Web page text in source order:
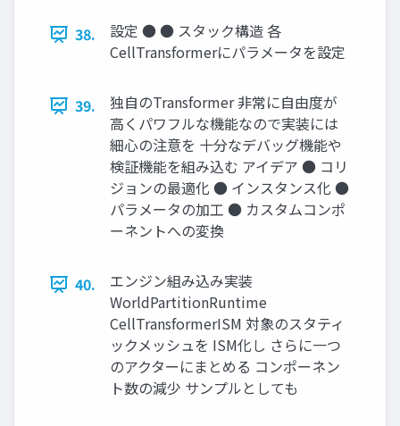
38.
設定 ● ● スタック構造 各
CellTransformerにパラメータを設定
39.
独自のTransformer 非常に自由度が
高くパワフルな機能なので実装には
細心の注意を 十分なデバッグ機能や
検証機能を組み込む アイデア ● コリ
ジョンの最適化 ● インスタンス化 ●
パラメータの加工 ● カスタムコンポ
ーネントへの変換
40.
エンジン組み込み実装
WorldPartitionRuntime
CellTransformerISM 対象のスタティ
ックメッシュを ISM化し さらに一つ
のアクターにまとめる コンポーネン
ト数の減少 サンプルとしても